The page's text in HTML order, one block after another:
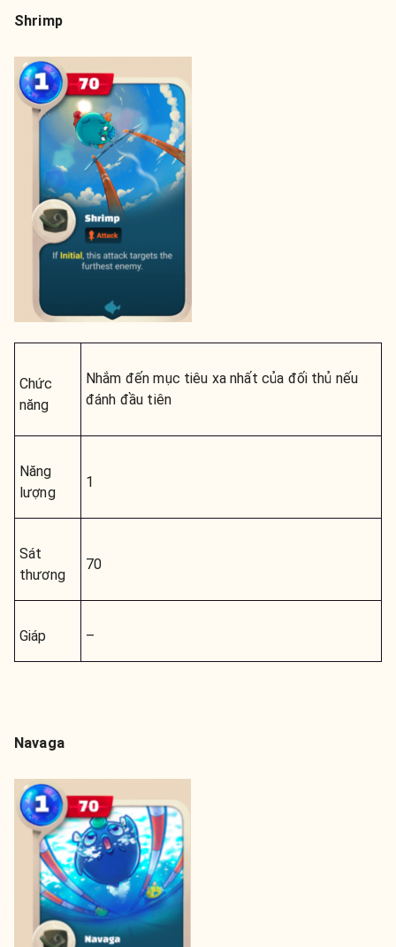
Shrimp
Chức
năng
Nhắm đến mục tiêu xa nhất của đối thủ nếu
đánh đầu tiên
Năng
lượng
1
Sát
thương
70
Giáp –
Navaga